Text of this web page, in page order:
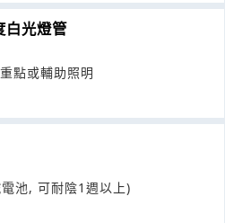
白光燈管
◎適用：重點或輔助照明
(使用鋰鐵電池, 可耐陰1週以上)